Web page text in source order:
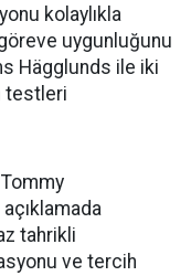
kolaylıkla
uygunluğunu
Hägglunds ile iki
testleri
tahrikli
ve tercih